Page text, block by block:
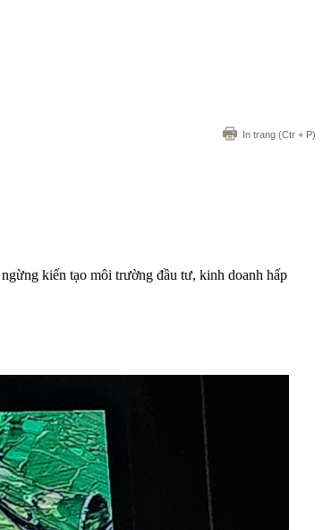
In trang (Ctr + P)
kiến tạo môi trường đầu tư, kinh doanh hấp